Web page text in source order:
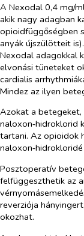
A Nexodal 0,4 mg/
akik nagy adagban
opioidfüggőségben
anyák újszülötteit
Nexodal adagokkal
elvonási tüneteket
cardialis
Mindez az ilyen
Azokat a
naloxon‑hidroklorid
tartani. Az opioidok
Posztoperatív
felfüggeszthetik az
reverziója
okozhat.